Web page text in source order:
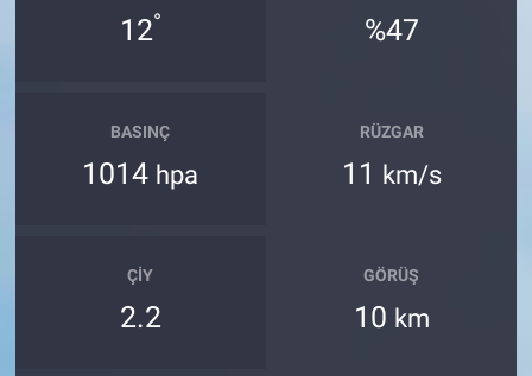
12° %47
BASINÇ
1014 hpa
RÜZGAR
11 km/s
ÇIY
2.2
GÖRÜŞ
10 km